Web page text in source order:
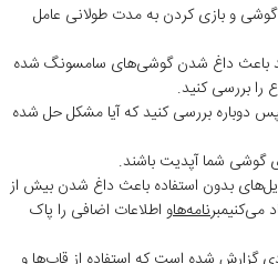
و بازی کردن به مدت طولانی عامل
باعث داغ شدن گوشی‌های سامسونگ شده
را بررسی کنید.
دوباره بررسی کنید که آیا مشکل حل شده
گوشی شما آپدیت باشند.
بدون استفاده باعث داغ شدن بیش از
می‌کنیمبرنامه‌هاو اطلاعات اضافی را پاک